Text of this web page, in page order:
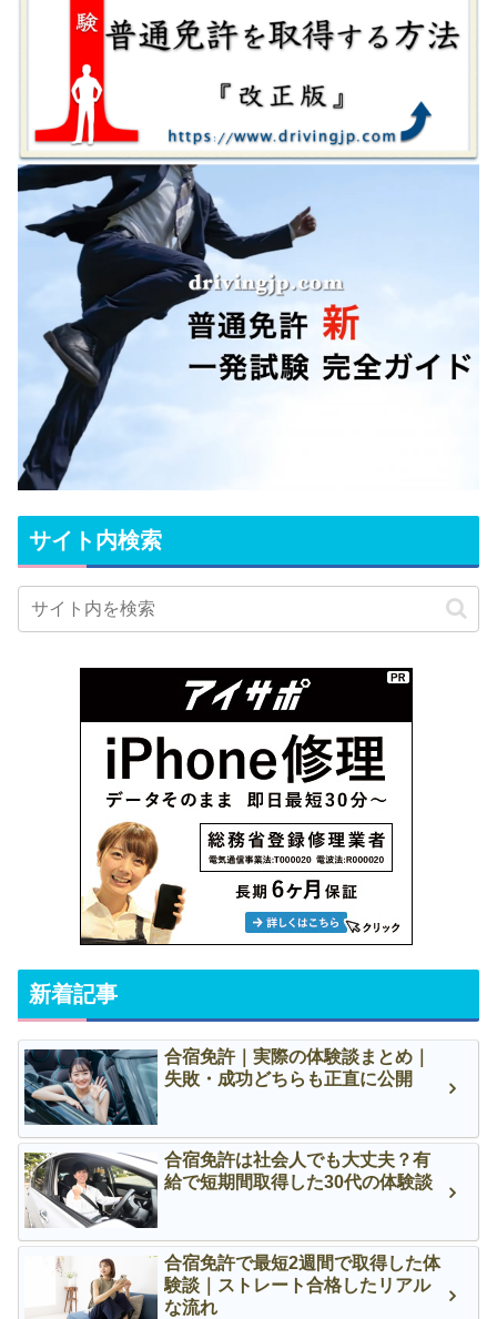
サイト内検索
新着記事
合宿免許｜実際の体験談まとめ｜
失敗・成功どちらも正直に公開
合宿免許は社会人でも大丈夫？有
給で短期間取得した30代の体験談
合宿免許で最短2週間で取得した体
験談｜ストレート合格したリアル
な流れ